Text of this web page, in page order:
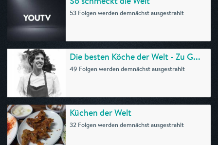
53 Folgen werden demnächst ausgestrahlt
Die besten Köche der Welt - Zu G...
49 Folgen werden demnächst ausgestrahlt
Küchen der Welt
32 Folgen werden demnächst ausgestrahlt